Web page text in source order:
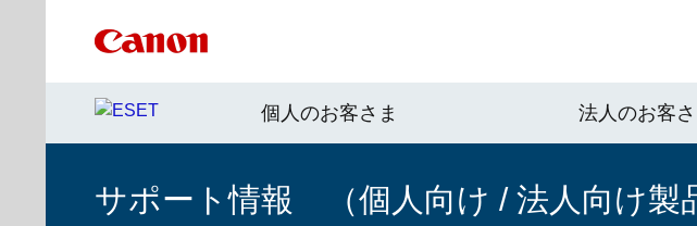
個人のお客さま 法人のお客さ
サポート情報 （個人向け / 法人向け製